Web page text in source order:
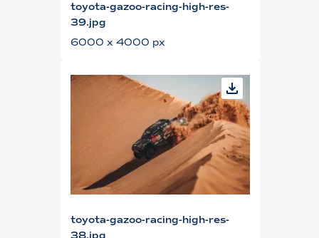
toyota-gazoo-racing-high-res-
39.jpg
6000 x 4000 px
toyota-gazoo-racing-high-res-
38.jpg